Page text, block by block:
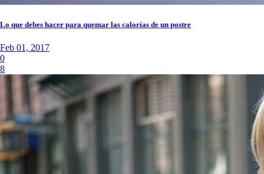
Lo que debes hacer para quemar las calorías de un postre
Feb 01, 2017
0
8